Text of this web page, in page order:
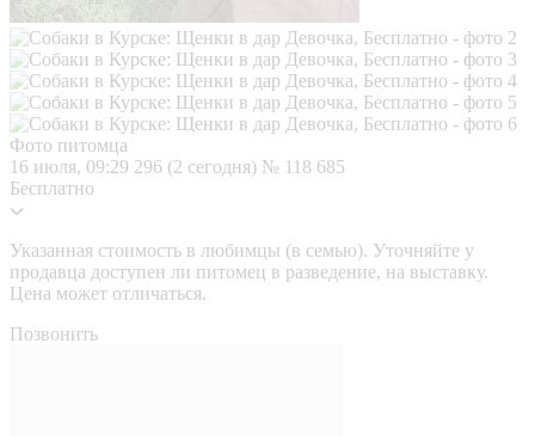
Фото питомца
16 июля, 09:29 296 (2 сегодня) № 118 685
Бесплатно
Указанная стоимость в любимцы (в семью). Уточняйте у
продавца доступен ли питомец в разведение, на выставку.
Цена может отличаться.
Позвонить